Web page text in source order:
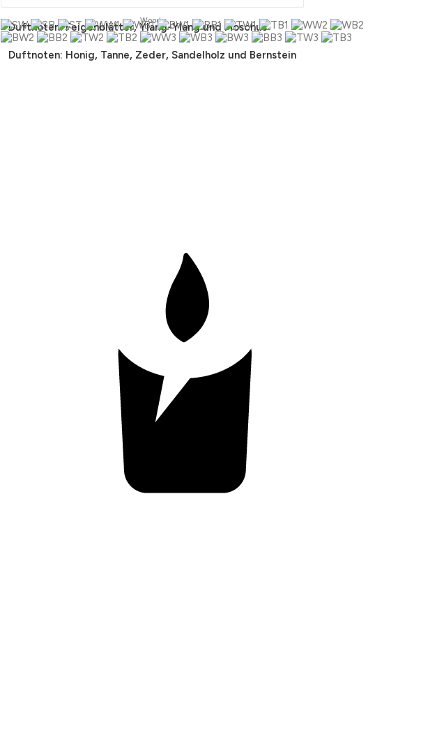
Duftnoten: Feigenblätter, Ylang-Ylang und Moschus
Woody
Duftnoten: Honig, Tanne, Zeder, Sandelholz und Bernstein